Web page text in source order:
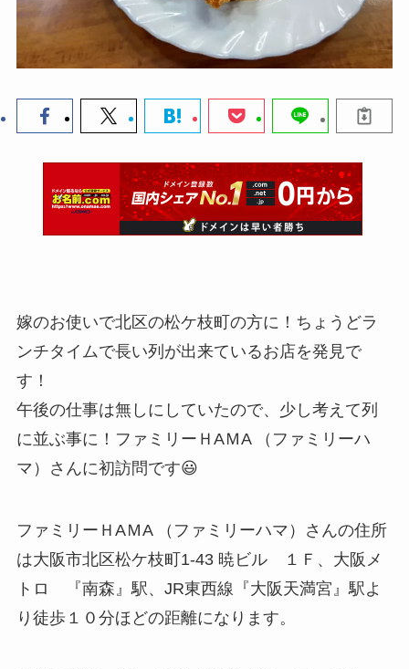
嫁のお使いで北区の松ケ枝町の方に！ちょうどラ
ンチタイムで長い列が出来ているお店を発見で
す！
午後の仕事は無しにしていたので、少し考えて列
に並ぶ事に！ファミリーＨAＭA （ファミリーハ
マ）さんに初訪問です😃
ファミリーＨAＭA （ファミリーハマ）さんの住所
は大阪市北区松ケ枝町1-43 暁ビル １Ｆ、大阪メ
トロ 『南森』駅、JR東西線『大阪天満宮』駅よ
り徒歩１０分ほどの距離になります。